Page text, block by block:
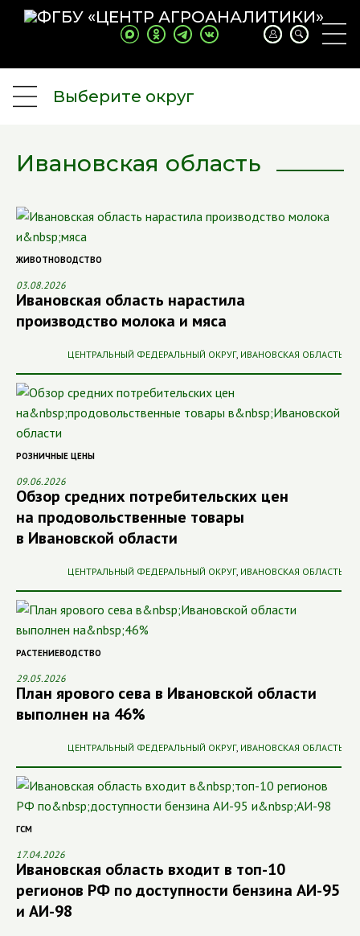
Выберите округ
Ивановская область
ЖИВОТНОВОДСТВО
03.08.2026
Ивановская область нарастила
производство молока и мяса
ЦЕНТРАЛЬНЫЙ ФЕДЕРАЛЬНЫЙ ОКРУГ, ИВАНОВСКАЯ ОБЛАСТЬ
РОЗНИЧНЫЕ ЦЕНЫ
09.06.2026
Обзор средних потребительских цен
на продовольственные товары
в Ивановской области
ЦЕНТРАЛЬНЫЙ ФЕДЕРАЛЬНЫЙ ОКРУГ, ИВАНОВСКАЯ ОБЛАСТЬ
РАСТЕНИЕВОДСТВО
29.05.2026
План ярового сева в Ивановской области
выполнен на 46%
ЦЕНТРАЛЬНЫЙ ФЕДЕРАЛЬНЫЙ ОКРУГ, ИВАНОВСКАЯ ОБЛАСТЬ
ГСМ
17.04.2026
Ивановская область входит в топ-10
регионов РФ по доступности бензина АИ-95
и АИ-98